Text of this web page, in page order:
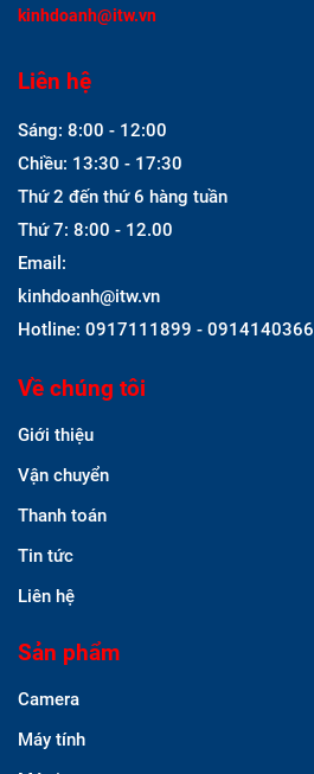
kinhdoanh@itw.vn
Liên hệ
Sáng: 8:00 - 12:00
Chiều: 13:30 - 17:30
Thứ 2 đến thứ 6 hàng tuần
Thứ 7: 8:00 - 12.00
Email:
kinhdoanh@itw.vn
Hotline: 0917111899 - 0914140366
Về chúng tôi
Giới thiệu
Vận chuyển
Thanh toán
Tin tức
Liên hệ
Sản phẩm
Camera
Máy tính